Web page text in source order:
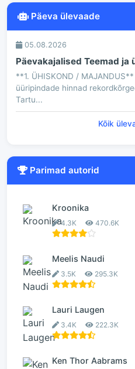
Päeva ülevaade
05.08.2026
Päevakajalised Teemad
**1. ÜHISKOND /
üüripindade hinnad
Tartu...
Kõik
Parimad autorid
Kroonika
4.3K 470.6K
Meelis Naudi
3.5K 295.3K
Lauri Laugen
3.4K 222.3K
Ken Thor Aabrams